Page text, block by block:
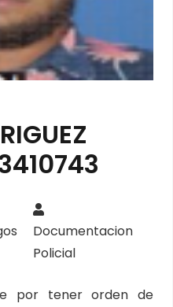
Documentacion
Policial
por tener orden de